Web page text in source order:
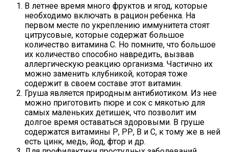
В летнее время много фруктов и ягод, которые
необходимо включать в рацион ребенка. На
первом месте по укреплению иммунитета стоят
цитрусовые, которые содержат большое
количество витамина С. Но помните, что большое
их количество способно навредить, вызвав
аллергическую реакцию организма. Частично их
можно заменить клубникой, которая тоже
содержит в своем составе этот витамин.
Груша является природным антибиотиком. Из нее
можно приготовить пюре и сок с мякотью для
самых маленьких детишек, что позволит им
долгое время оставаться здоровыми. В груше
содержатся витамины Р, РР, В и С, к тому же в ней
есть цинк, медь, йод, фтор и др.